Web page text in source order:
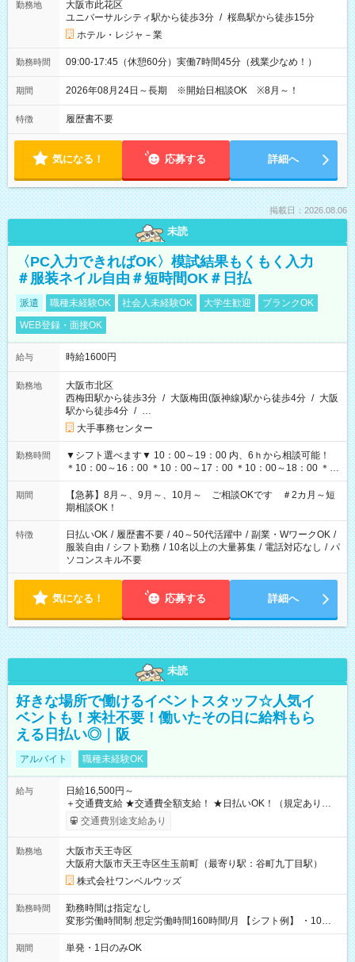
勤務地
大阪市此花区
ユニバーサルシティ駅から徒歩3分 / 桜島駅から徒歩15分
ホテル・レジャ－業
勤務時間 09:00-17:45（休憩60分）実働7時間45分（残業少なめ！）
期間 2026年08月24日～長期 ※開始日相談OK ※8月～！
特徴 履歴書不要
気になる！ 応募する 詳細へ
掲載日：2026.08.06
未読
〈PC入力できればOK〉模試結果もくもく入力
＃服装ネイル自由＃短時間OK＃日払
派遣 職種未経験OK 社会人未経験OK 大学生歓迎
ブランクOK
WEB登録・面接OK
給与 時給1600円
勤務地
大阪市北区
西梅田駅から徒歩3分 / 大阪梅田(阪神線)駅から徒歩4分 / 大阪
駅から徒歩4分 / …
大手事務センター
勤務時間
▼シフト選べます▼ 10：00～19：00 内、6ｈから相談可能！
＊10：00～16：00 ＊10：00～17：00 ＊10：00～18：00 ＊
11：00～19：00 ＊12：00～19：00 ＊13：00～19：00
期間
【急募】8月～、9月～、10月～ ご相談OKです ＃2カ月～短
期相談OK！
特徴 日払いOK / 履歴書不要 / 40～50代活躍中 / 副業・WワークOK /
服装自由 / シフト勤務 / 10名以上の大量募集 / 電話対応なし / パ
ソコンスキル不要
気になる！ 応募する 詳細へ
未読
好きな場所で働けるイベントスタッフ☆人気イ
ベントも！来社不要！働いたその日に給料もら
える日払い◎｜阪
アルバイト 職種未経験OK
給与
日給16,500円～
＋交通費支給 ★交通費全額支給！ ★日払いOK！（規定あり） ┗
働いたその日に現金GET♪ お仕事後はコンビニATMから 日払
交通費別途支給あり
勤務地
大阪市天王寺区
大阪府大阪市天王寺区生玉前町（最寄り駅：谷町九丁目駅）
株式会社ワンベルウッズ
勤務時間
勤務時間は指定なし
変形労働時間制 想定労働時間160時間/月 【シフト例】 ・10：
00～20：00
期間 単発・1日のみOK